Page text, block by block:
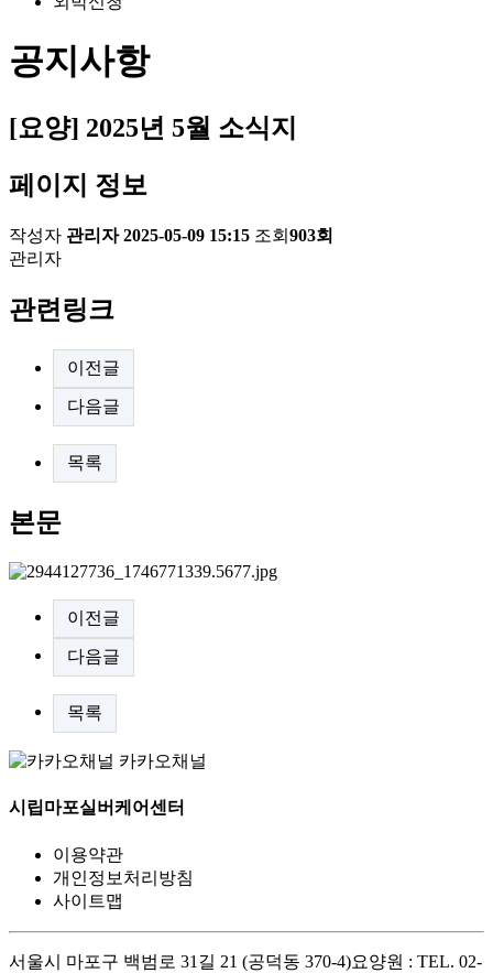
공지사항
[요양] 2025년 5월 소식지
페이지 정보
작성자 관리자 2025-05-09 15:15 조회 903회
관리자
관련링크
이전글
다음글
목록
본문
이전글
다음글
목록
카카오채널
시립마포실버케어센터
이용약관
개인정보처리방침
사이트맵
서울시 마포구 백범로 31길 21 (공덕동 370-4)요양원 : TEL. 02-